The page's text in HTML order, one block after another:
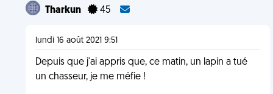
Tharkun 45
lundi 16 août 2021 9:51
Depuis que j'ai appris que, ce matin, un lapin a tué
un chasseur, je me méfie !